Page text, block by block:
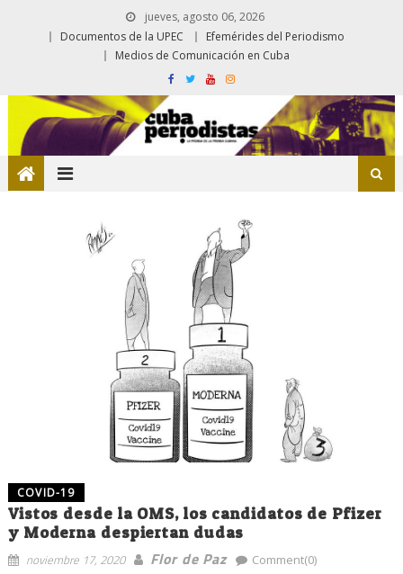
jueves, agosto 06, 2026
Documentos de la UPEC
Efemérides del Periodismo
Medios de Comunicación en Cuba
COVID-19
Vistos desde la OMS, los candidatos de Pfizer
y Moderna despiertan dudas
noviembre 17, 2020 Flor de Paz Comment(0)